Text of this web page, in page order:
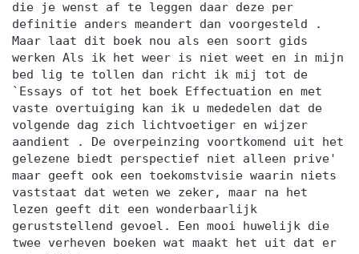
die je wenst af te leggen daar deze per
definitie anders meandert dan voorgesteld .
Maar laat dit boek nou als een soort gids
werken Als ik het weer is niet weet en in mijn
bed lig te tollen dan richt ik mij tot de
`Essays of tot het boek Effectuation en met
vaste overtuiging kan ik u mededelen dat de
volgende dag zich lichtvoetiger en wijzer
aandient . De overpeinzing voortkomend uit het
gelezene biedt perspectief niet alleen prive'
maar geeft ook een toekomstvisie waarin niets
vaststaat dat weten we zeker, maar na het
lezen geeft dit een wonderbaarlijk
geruststellend gevoel. Een mooi huwelijk die
twee verheven boeken wat maakt het uit dat er